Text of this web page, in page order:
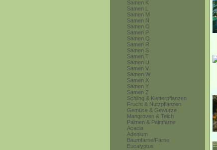
Samen K
Samen L
Samen M
Samen N
Samen O
Samen P
Samen Q
Samen R
Samen S
Samen T
Samen U
Samen V
Samen W
Samen X
Samen Y
Samen Z
Schling & Kletterpflanzen
Frucht & Nutzpflanzen
Gemüse & Gewürze
Mangroven & Teich
Palmen & Palmfarne
Acacia
Adenium
Baumfarne/Farne
Eucalyptus